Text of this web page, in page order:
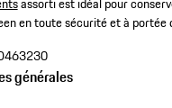
en toute sécurité et à portée
générales